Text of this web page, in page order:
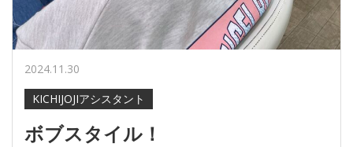
2024.11.30
KICHIJOJIアシスタント
ボブスタイル！